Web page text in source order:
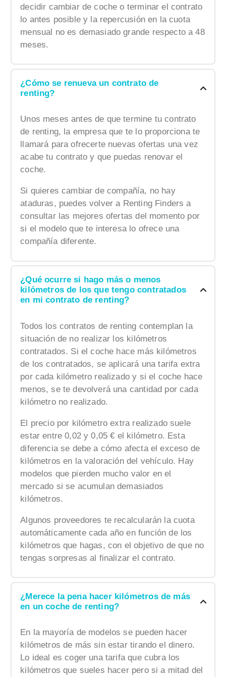
decidir cambiar de coche o terminar el contrato
lo antes posible y la repercusión en la cuota
mensual no es demasiado grande respecto a 48
meses.
¿Cómo se renueva un contrato de
renting?
Unos meses antes de que termine tu contrato
de renting, la empresa que te lo proporciona te
llamará para ofrecerte nuevas ofertas una vez
acabe tu contrato y que puedas renovar el
coche.
Si quieres cambiar de compañía, no hay
ataduras, puedes volver a Renting Finders a
consultar las mejores ofertas del momento por
si el modelo que te interesa lo ofrece una
compañía diferente.
¿Qué ocurre si hago más o menos
kilómetros de los que tengo contratados
en mi contrato de renting?
Todos los contratos de renting contemplan la
situación de no realizar los kilómetros
contratados. Si el coche hace más kilómetros
de los contratados, se aplicará una tarifa extra
por cada kilómetro realizado y si el coche hace
menos, se te devolverá una cantidad por cada
kilómetro no realizado.
El precio por kilómetro extra realizado suele
estar entre 0,02 y 0,05 € el kilómetro. Esta
diferencia se debe a cómo afecta el exceso de
kilómetros en la valoración del vehículo. Hay
modelos que pierden mucho valor en el
mercado si se acumulan demasiados
kilómetros.
Algunos proveedores te recalcularán la cuota
automáticamente cada año en función de los
kilómetros que hagas, con el objetivo de que no
tengas sorpresas al finalizar el contrato.
¿Merece la pena hacer kilómetros de más
en un coche de renting?
En la mayoría de modelos se pueden hacer
kilómetros de más sin estar tirando el dinero.
Lo ideal es coger una tarifa que cubra los
kilómetros que sueles hacer pero si a mitad del